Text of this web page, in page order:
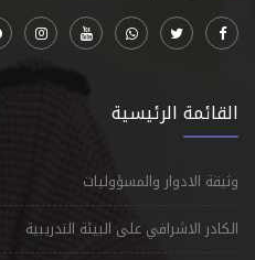
القائمة الرئيسية
وثيقة الادوار والمسؤوليات
الكادر الاشرافي على البيئة التدريبية